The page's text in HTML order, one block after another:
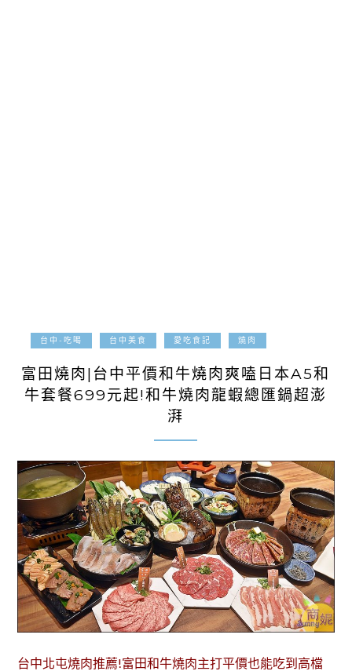
台中-吃喝 台中美食 愛吃食記 燒肉
富田燒肉|台中平價和牛燒肉爽嗑日本A5和
牛套餐699元起!和牛燒肉龍蝦總匯鍋超澎
湃
台中北屯燒肉推薦!富田和牛燒肉主打平價也能吃到高檔